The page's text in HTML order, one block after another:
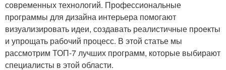
современных технологий. Профессиональные
программы для дизайна интерьера помогают
визуализировать идеи, создавать реалистичные проекты
и упрощать рабочий процесс. В этой статье мы
рассмотрим ТОП-7 лучших программ, которые выбирают
специалисты в этой области.